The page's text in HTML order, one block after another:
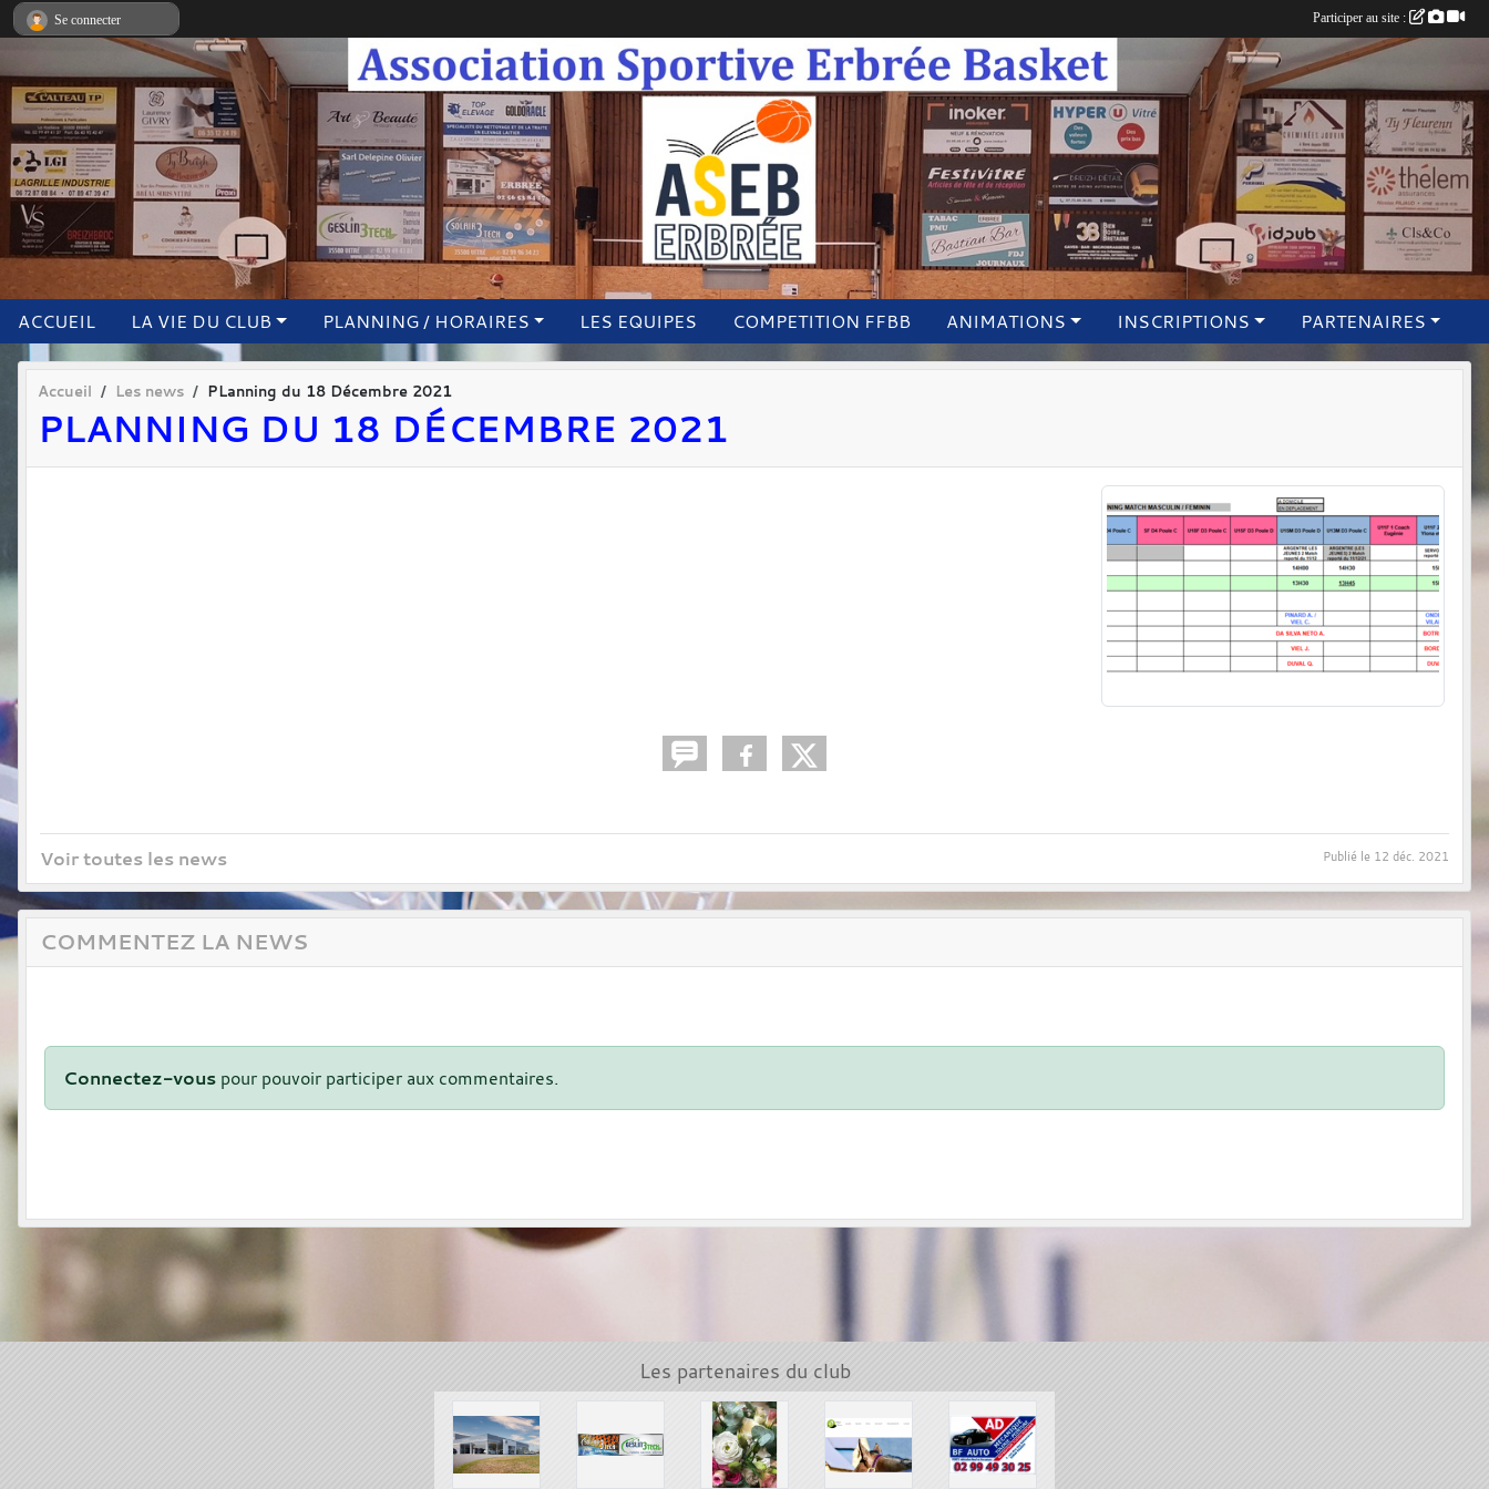
ACCUEIL LA VIE DU CLUB PLANNING / HORAIRES LES EQUIPES COMPETITION FFBB ANIMATIONS INSCRIPTIONS PARTENAIRES
Accueil Les news PLanning du 18 Décembre 2021
PLANNING DU 18 DÉCEMBRE 2021
Voir toutes les news Publié le 12 déc. 2021
COMMENTEZ LA NEWS
Connectez-vous pour pouvoir participer aux commentaires.
Les partenaires du club
Se connecter Participer au site :
Panneau de gestion des cookies